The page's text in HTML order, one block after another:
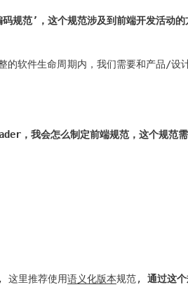
规范’，这个规范涉及到前端开发活动的
的软件生命周期内，我们需要和产品/
，我会怎么制定前端规范，这个规范
这里推荐使用语义化版本规范, 通过这